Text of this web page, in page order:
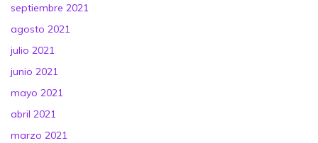
septiembre 2021
agosto 2021
julio 2021
junio 2021
mayo 2021
abril 2021
marzo 2021